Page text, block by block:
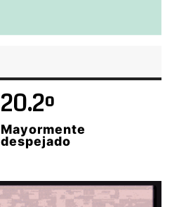
20.2º
Mayormente
despejado